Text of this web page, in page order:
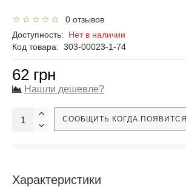
0 отзывов
Доступность: Нет в наличии
Код товара: 303-00023-1-74
62 грн
Нашли дешевле?
СООБЩИТЬ КОГДА ПОЯВИТСЯ
Характеристики